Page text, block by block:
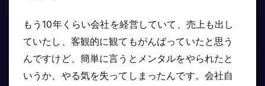
もう10年くらい会社を経営していて、売上も出し
ていたし、客観的に観てもがんばっていたと思う
んですけど、簡単に言うとメンタルをやられたと
いうか、やる気を失ってしまったんです。会社自